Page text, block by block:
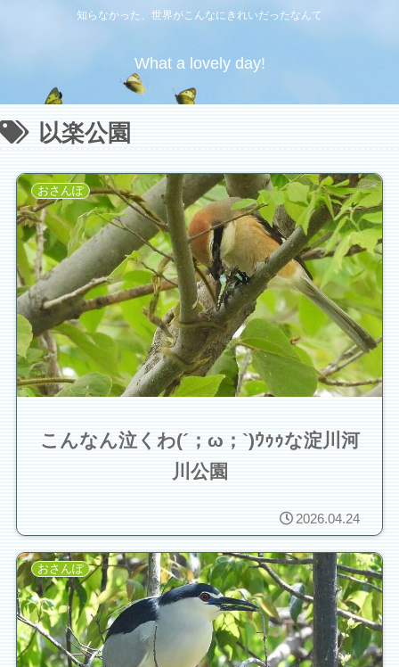
知らなかった、世界がこんなにきれいだったなんて
What a lovely day!
以楽公園
おさんぽ
こんなん泣くわ(´；ω；`)ｳｩｩな淀川河
川公園
2026.04.24
おさんぽ